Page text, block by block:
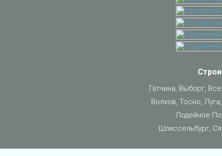
Гатчина, Выборг,
Волхов, Тосно,
Лодейное
Шлиссельбург,